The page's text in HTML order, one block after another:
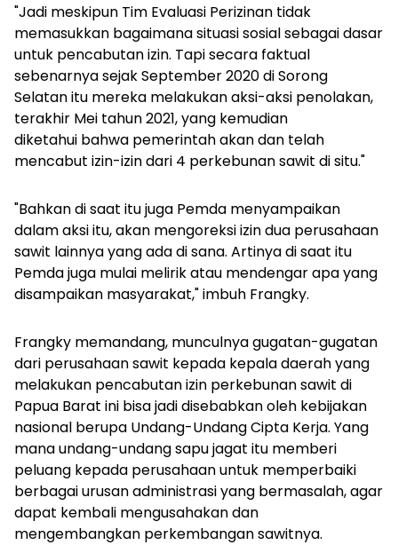
"Jadi meskipun Tim Evaluasi Perizinan tidak
memasukkan bagaimana situasi sosial sebagai dasar
untuk pencabutan izin. Tapi secara faktual
sebenarnya sejak September 2020 di Sorong
Selatan itu mereka melakukan aksi-aksi penolakan,
terakhir Mei tahun 2021, yang kemudian
diketahui bahwa pemerintah akan dan telah
mencabut izin-izin dari 4 perkebunan sawit di situ."
"Bahkan di saat itu juga Pemda menyampaikan
dalam aksi itu, akan mengoreksi izin dua perusahaan
sawit lainnya yang ada di sana. Artinya di saat itu
Pemda juga mulai melirik atau mendengar apa yang
disampaikan masyarakat," imbuh Frangky.
Frangky memandang, munculnya gugatan-gugatan
dari perusahaan sawit kepada kepala daerah yang
melakukan pencabutan izin perkebunan sawit di
Papua Barat ini bisa jadi disebabkan oleh kebijakan
nasional berupa Undang-Undang Cipta Kerja. Yang
mana undang-undang sapu jagat itu memberi
peluang kepada perusahaan untuk memperbaiki
berbagai urusan administrasi yang bermasalah, agar
dapat kembali mengusahakan dan
mengembangkan perkembangan sawitnya.